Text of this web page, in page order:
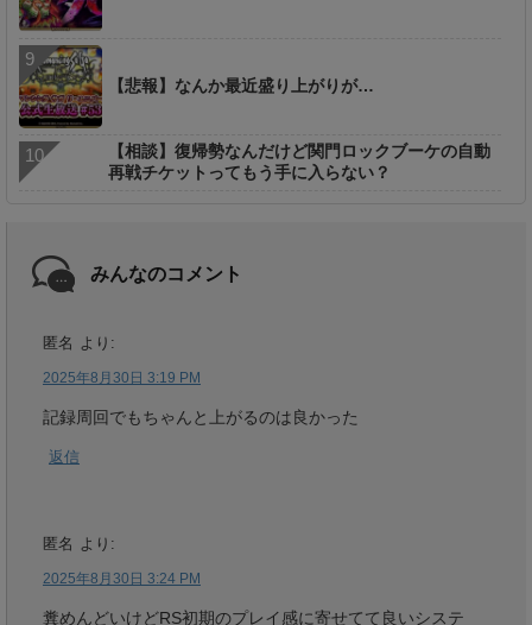
【悲報】なんか最近盛り上がりが…
【相談】復帰勢なんだけど関門ロックブーケの自動
再戦チケットってもう手に入らない？
みんなのコメント
匿名 より:
2025年8月30日 3:19 PM
記録周回でもちゃんと上がるのは良かった
返信
匿名 より:
2025年8月30日 3:24 PM
糞めんどいけどRS初期のプレイ感に寄せてて良いシステ